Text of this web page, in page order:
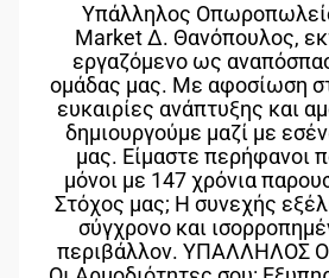
Υπάλληλος
Market Δ. Θανόπουλος,
εργαζόμενο ως
ομάδας μας. Με αφοσίωση
ευκαιρίες ανάπτυξης και
δημιουργούμε μαζί με
μας. Είμαστε περήφανοι
μόνοι με 147 χρόνια
Στόχος μας; Η συνεχής
σύγχρονο και
περιβάλλον. ΥΠΑΛΛΗΛΟΣ